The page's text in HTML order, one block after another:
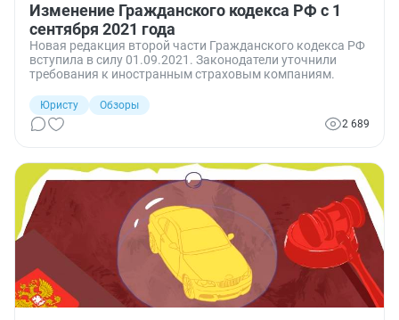
Изменение Гражданского кодекса РФ с 1
сентября 2021 года
Новая редакция второй части Гражданского кодекса РФ
вступила в силу 01.09.2021. Законодатели уточнили
требования к иностранным страховым компаниям.
Юристу
Обзоры
2 689